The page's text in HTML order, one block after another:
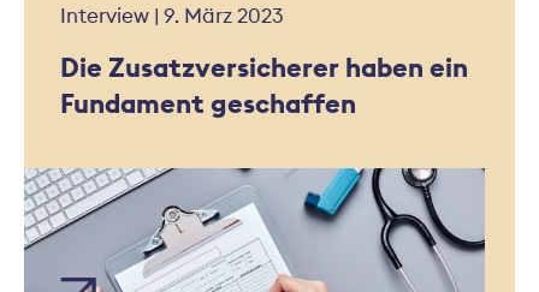
Interview | 9. März 2023
Die Zusatzversicherer haben ein
Fundament geschaffen